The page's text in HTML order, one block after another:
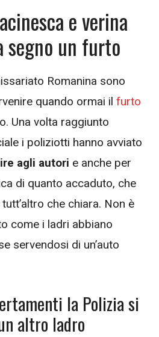
e verina
segno un furto
Romanina sono
quando ormai il furto
Una volta raggiunto
i poliziotti hanno avviato
agli autori e anche per
di quanto accaduto, che
che chiara. Non è
come i ladri abbiano
servendosi di un’auto
la Polizia si
altro ladro